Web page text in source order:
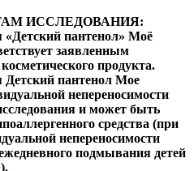
ИССЛЕДОВАНИЯ:
пантенол» Моё
заявленным
продукта.
пантенол Мое
непереносимости
и может быть
средства (при
непереносимости
подмывания детей